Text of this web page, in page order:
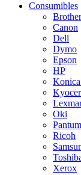
Consumibles
Brother
Canon
Dell
Dymo
Epson
HP
Oki
Pantum
Ricoh
Xerox